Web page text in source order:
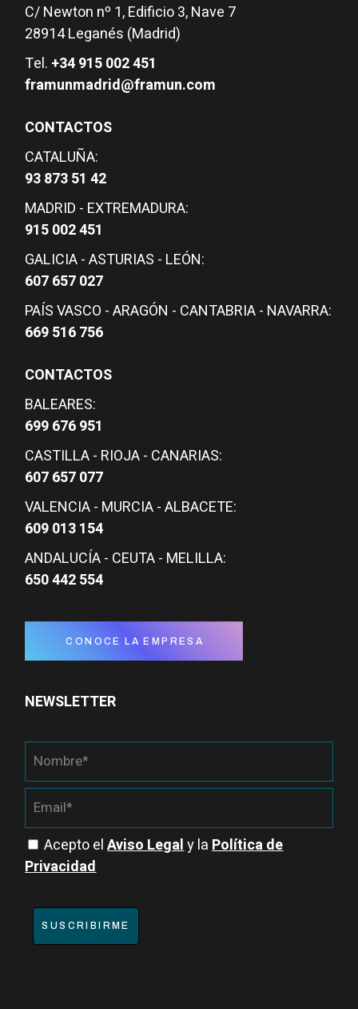
C/ Newton nº 1, Edificio 3, Nave 7
28914 Leganés (Madrid)
Tel. +34 915 002 451
framunmadrid@framun.com
CONTACTOS
CATALUÑA:
93 873 51 42
MADRID - EXTREMADURA:
915 002 451
GALICIA - ASTURIAS - LEÓN:
607 657 027
PAÍS VASCO - ARAGÓN - CANTABRIA - NAVARRA:
669 516 756
CONTACTOS
BALEARES:
699 676 951
CASTILLA - RIOJA - CANARIAS:
607 657 077
VALENCIA - MURCIA - ALBACETE:
609 013 154
ANDALUCÍA - CEUTA - MELILLA:
650 442 554
CONOCE LA EMPRESA
NEWSLETTER
Acepto elAviso Legaly laPolítica de
Privacidad
SUSCRIBIRME